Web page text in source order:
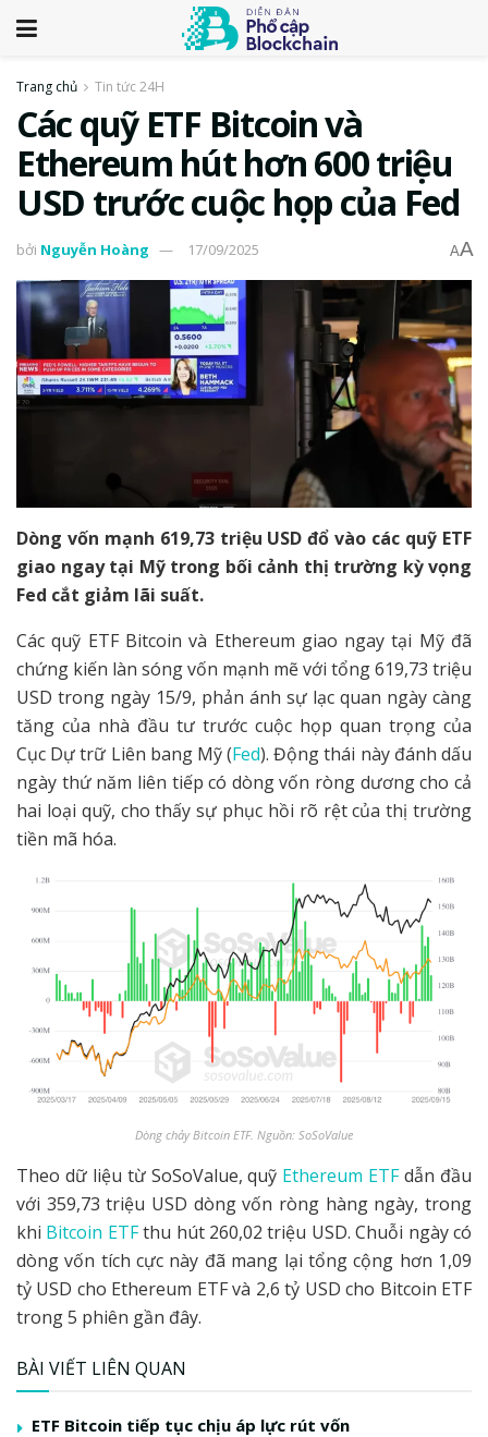
Trang chủ Tin tức 24H
Các quỹ ETF Bitcoin và
Ethereum hút hơn 600 triệu
USD trước cuộc họp của Fed
bởi Nguyễn Hoàng 17/09/2025 AA
Dòng vốn mạnh 619,73 triệu USD đổ vào các quỹ ETF
giao ngay tại Mỹ trong bối cảnh thị trường kỳ vọng
Fed cắt giảm lãi suất.
Các quỹ ETF Bitcoin và Ethereum giao ngay tại Mỹ đã
chứng kiến làn sóng vốn mạnh mẽ với tổng 619,73 triệu
USD trong ngày 15/9, phản ánh sự lạc quan ngày càng
tăng của nhà đầu tư trước cuộc họp quan trọng của
Cục Dự trữ Liên bang Mỹ (Fed). Động thái này đánh dấu
ngày thứ năm liên tiếp có dòng vốn ròng dương cho cả
hai loại quỹ, cho thấy sự phục hồi rõ rệt của thị trường
tiền mã hóa.
Dòng chảy Bitcoin ETF. Nguồn: SoSoValue
Theo dữ liệu từ SoSoValue, quỹ Ethereum ETFdẫn đầu
với 359,73 triệu USD dòng vốn ròng hàng ngày, trong
khi Bitcoin ETFthu hút 260,02 triệu USD. Chuỗi ngày có
dòng vốn tích cực này đã mang lại tổng cộng hơn 1,09
tỷ USD cho Ethereum ETF và 2,6 tỷ USD cho Bitcoin ETF
trong 5 phiên gần đây.
BÀI VIẾT LIÊN QUAN
ETF Bitcoin tiếp tục chịu áp lực rút vốn